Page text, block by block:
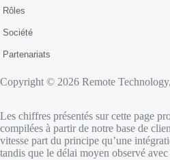
Rôles
Société
Partenariats
Copyright © 2026 Remote
Les chiffres présentés sur cette page
compilées à partir de notre base de
vitesse part du principe qu’une
tandis que le délai moyen observé